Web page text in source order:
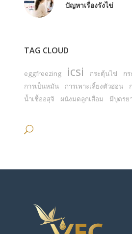
ปัญหาเรื่องรังไข่
TAG CLOUD
eggfreezing icsi กระตุ้นไข่
ก
การเป็นหมัน
การเพาะเลี้ยงตัวอ่อน
น้ำเชื้ออสุจิ
ผนังมดลูกเสื่อม มีบุตรย